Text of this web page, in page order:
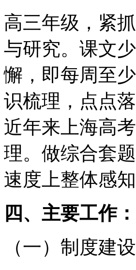
高三年级，紧
与研究。课文
懈，即每周至
识梳理，点点
近年来上海高
理。做综合套
速度上整体感知
四、主要工作：
（一）制度建设